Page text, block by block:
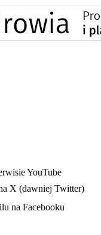
YouTube
X (dawniej Twitter)
na Facebooku